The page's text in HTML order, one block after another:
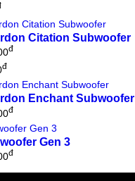
Citation Subwoofer
đ
đ
Enchant Subwoofer
đ
Gen 3
đ